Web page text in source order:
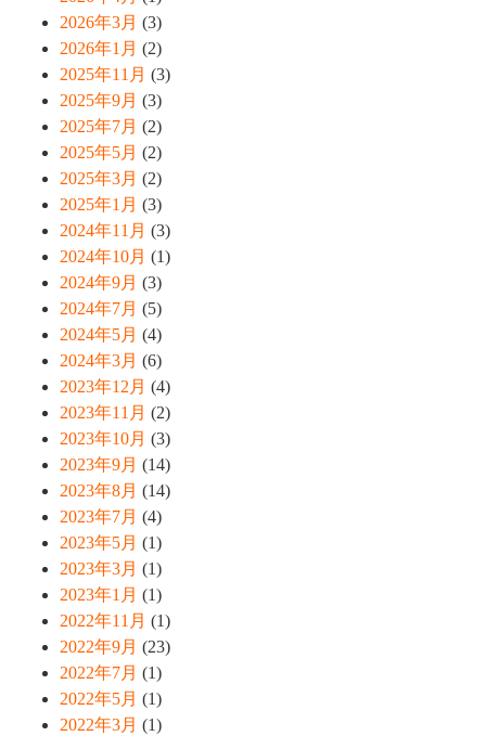
2026年3月 (3)
2026年1月 (2)
2025年11月 (3)
2025年9月 (3)
2025年7月 (2)
2025年5月 (2)
2025年3月 (2)
2025年1月 (3)
2024年11月 (3)
2024年10月 (1)
2024年9月 (3)
2024年7月 (5)
2024年5月 (4)
2024年3月 (6)
2023年12月 (4)
2023年11月 (2)
2023年10月 (3)
2023年9月 (14)
2023年8月 (14)
2023年7月 (4)
2023年5月 (1)
2023年3月 (1)
2023年1月 (1)
2022年11月 (1)
2022年9月 (23)
2022年7月 (1)
2022年5月 (1)
2022年3月 (1)